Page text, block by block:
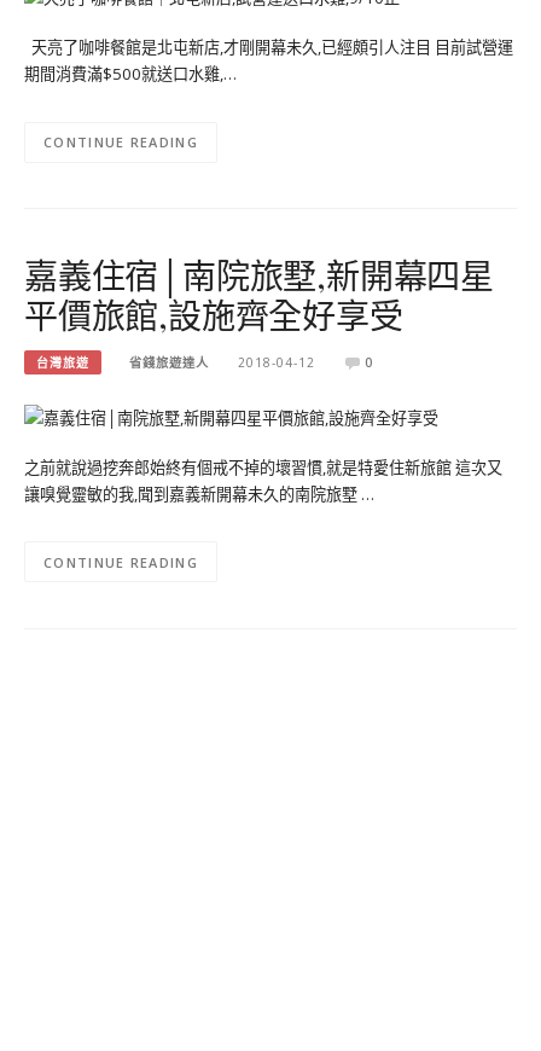
天亮了咖啡餐館是北屯新店,才剛開幕未久,已經頗引人注目 目前試營運
期間消費滿$500就送口水雞,…
CONTINUE READING
嘉義住宿│南院旅墅,新開幕四星
平價旅館,設施齊全好享受
台灣旅遊 省錢旅遊達人 2018-04-12 0
之前就說過挖奔郎始終有個戒不掉的壞習慣,就是特愛住新旅館 這次又
讓嗅覺靈敏的我,聞到嘉義新開幕未久的南院旅墅 …
CONTINUE READING